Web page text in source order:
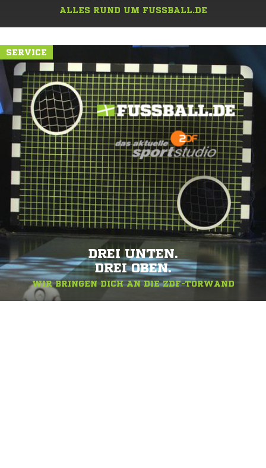
ALLES RUND UM FUSSBALL.DE
SERVICE
DREI UNTEN.
DREI OBEN.
WIR BRINGEN DICH AN DIE ZDF-TORWAND